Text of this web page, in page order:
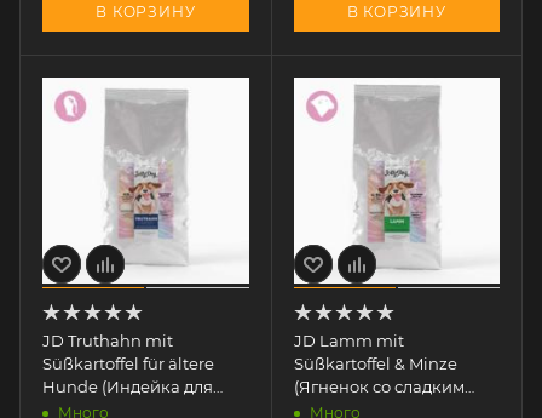
В КОРЗИНУ В КОРЗИНУ
JD Truthahn mit
Süßkartoffel für ältere
Hunde (Индейка для
Много
JD Lamm mit
Süßkartoffel & Minze
(Ягненок со сладким
картофелем и мятой) 2 кг
Много